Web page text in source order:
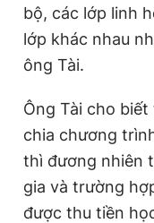
bộ, các lớp linh
lớp khác nhau
ông Tài.
Ông Tài cho
chia chương
thì đương nhiên
gia và trường
được thu tiền